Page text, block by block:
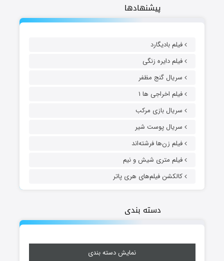
پیشنهادها
فیلم بادیگارد
فیلم دایره زنگی
سریال گنج مظفر
فیلم اخراجی ها ۱
سریال بازی مرکب
سریال پوست شیر
فیلم زن‌ها فرشته‌اند
فیلم متری شیش و نیم
کالکشن فیلم‌های هری پاتر
دسته بندی
نمایش دسته بندی